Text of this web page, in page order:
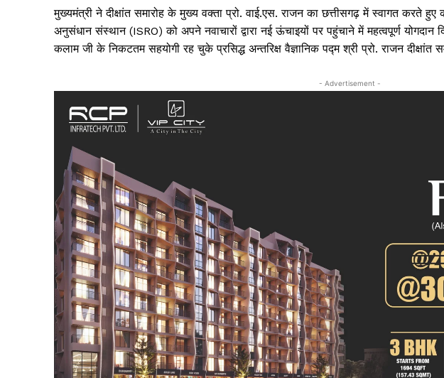
मुख्यमंत्री ने दीक्षांत समारोह के मुख्य वक्ता प्रो. वाई.एस. राजन का छत्तीसगढ़ में स्वागत करते हुए
अनुसंधान संस्थान (ISRO) को अपने नवाचारों द्वारा नई ऊंचाइयों पर पहुंचाने में महत्वपूर्ण योगदान
कलाम जी के निकटतम सहयोगी रह चुके प्रसिद्ध अन्तरिक्ष वैज्ञानिक पद्म श्री प्रो. राजन दीक्षांत
- Advertisement -